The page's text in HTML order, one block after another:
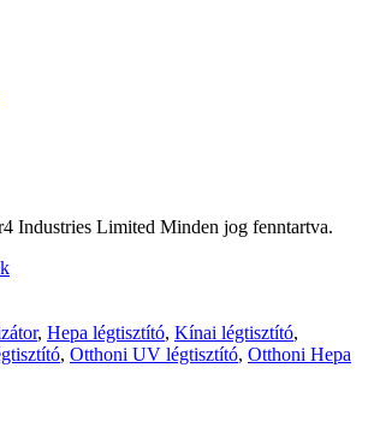
Industries Limited Minden jog fenntartva.
, Hepa légtisztító, Kínai légtisztító,
, Otthoni UV légtisztító, Otthoni Hepa